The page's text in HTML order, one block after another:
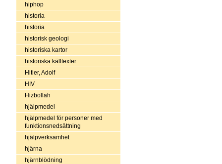
hiphop
historia
historia
historisk geologi
historiska kartor
historiska källtexter
Hitler, Adolf
HIV
Hizbollah
hjälpmedel
hjälpmedel för personer med
funktionsnedsättning
hjälpverksamhet
hjärna
hjärnblödning